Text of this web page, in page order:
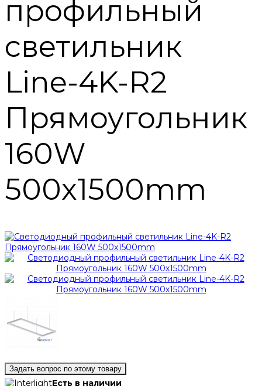
профильный
светильник
Line-4K-R2
Прямоугольник
160W
500х1500mm
Задать вопрос по этому товару
Есть в наличии